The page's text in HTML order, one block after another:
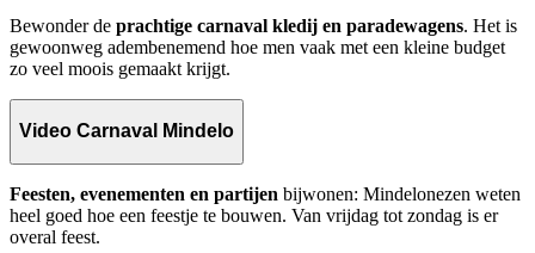
Bewonder de prachtige carnaval kledij en paradewagens. Het is
gewoonweg adembenemend hoe men vaak met een kleine budget
zo veel moois gemaakt krijgt.
Video Carnaval Mindelo
Feesten, evenementen en partijen bijwonen: Mindelonezen weten
heel goed hoe een feestje te bouwen. Van vrijdag tot zondag is er
overal feest.